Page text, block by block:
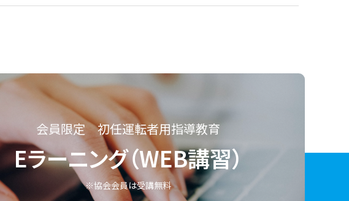
会員限定 初任運転者用指導教育
Eラーニング（WEB講習）
※協会会員は受講無料